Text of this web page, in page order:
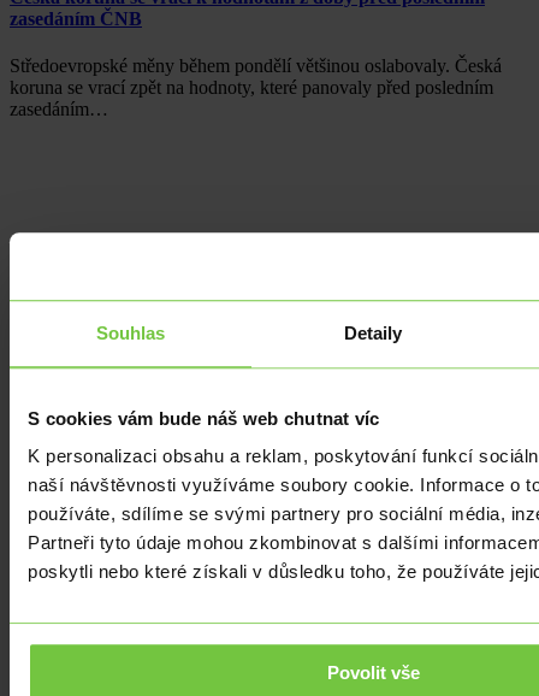
Souhlas Detaily
S cookies vám bude náš web chutnat víc
K personalizaci obsahu a reklam, poskytování funkcí
naší návštěvnosti využíváme soubory cookie. Informace o
používáte, sdílíme se svými partnery pro sociální média,
Partneři tyto údaje mohou zkombinovat s dalšími
poskytli nebo které získali v důsledku toho, že používáte
Povolit vše
zasedáním ČNB
Středoevropské měny během pondělí většinou oslabovaly. Česká
koruna se vrací zpět na hodnoty, které panovaly před posledním
zasedáním…